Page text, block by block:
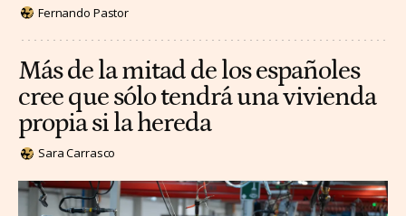
Fernando Pastor
Más de la mitad de los españoles
cree que sólo tendrá una vivienda
propia si la hereda
Sara Carrasco